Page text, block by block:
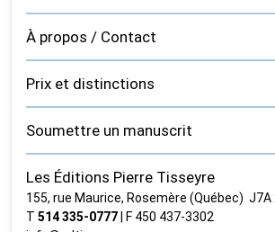
À propos / Contact
Prix et distinctions
Soumettre un manuscrit
Les Éditions Pierre Tisseyre
155, rue Maurice, Rosemère (Québec) J7A
T514 335‑0777 | F 450 437‑3302